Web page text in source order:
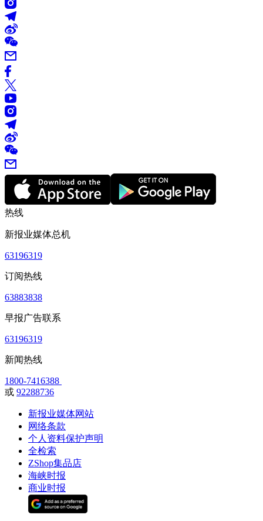
热线
新报业媒体总机
63196319
订阅热线
63883838
早报广告联系
63196319
新闻热线
1800-7416388
或 92288736
新报业媒体网站
网络条款
个人资料保护声明
全检索
ZShop集品店
海峡时报
商业时报